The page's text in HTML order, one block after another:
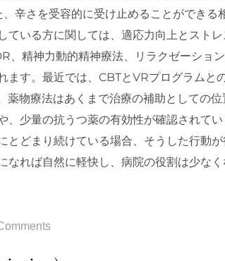
辛さを受容的に受け止めることができる
ている方に関しては、適応力向上とスト
、精神力動的精神療法、リラクゼーショ
ます。最近では、CBTとVRプログラムと
物療法はあくまで治療の補助としての位
少量の抗うつ薬の有効性が確認されてい
とどまり続けている場合、そうした行動が
なれば自然に軽快し、病院の役割は少なく